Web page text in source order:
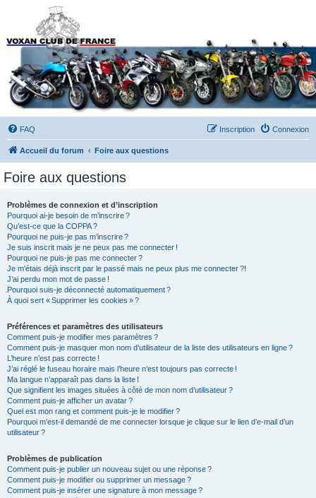
Forums du Voxan Club
de France
FAQ Connexion
Inscription
Accueil du forum Foire aux questions
Foire aux questions
Problèmes de connexion et d’inscription
Pourquoi ai-je besoin de m’inscrire ?
Qu’est-ce que la COPPA ?
Pourquoi ne puis-je pas m’inscrire ?
Je suis inscrit mais je ne peux pas me connecter !
Pourquoi ne puis-je pas me connecter ?
Je m’étais déjà inscrit par le passé mais ne peux plus me connecter ?!
J’ai perdu mon mot de passe !
Pourquoi suis-je déconnecté automatiquement ?
À quoi sert « Supprimer les cookies » ?
Préférences et paramètres des utilisateurs
Comment puis-je modifier mes paramètres ?
Comment puis-je masquer mon nom d’utilisateur de la liste des utilisateurs en ligne ?
L’heure n’est pas correcte !
J’ai réglé le fuseau horaire mais l’heure n’est toujours pas correcte !
Ma langue n’apparaît pas dans la liste !
Que signifient les images situées à côté de mon nom d’utilisateur ?
Comment puis-je afficher un avatar ?
Quel est mon rang et comment puis-je le modifier ?
Pourquoi m’est-il demandé de me connecter lorsque je clique sur le lien d’e-mail d’un
utilisateur ?
Problèmes de publication
Comment puis-je publier un nouveau sujet ou une réponse ?
Comment puis-je modifier ou supprimer un message ?
Comment puis-je insérer une signature à mon message ?